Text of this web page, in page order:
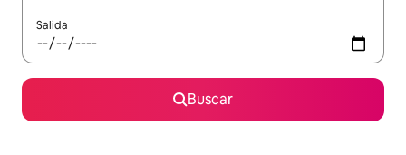
Salida
Buscar